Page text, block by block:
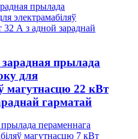
прылада
для
магутнасцю 22 кВт
гарматай